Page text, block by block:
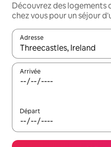
Découvrez des logements
chez vous pour un séjour
Adresse
Lorsque les résultats
Arrivée
Départ